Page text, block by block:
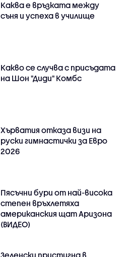
Каква е връзката между
съня и успеха в училище
Какво се случва с присъдата
на Шон "Диди" Комбс
Хърватия отказа визи на
руски гимнастички за Евро
2026
Пясъчни бури от най-висока
степен връхлетяха
американския щат Аризона
(ВИДЕО)
Зеленски пристигна в